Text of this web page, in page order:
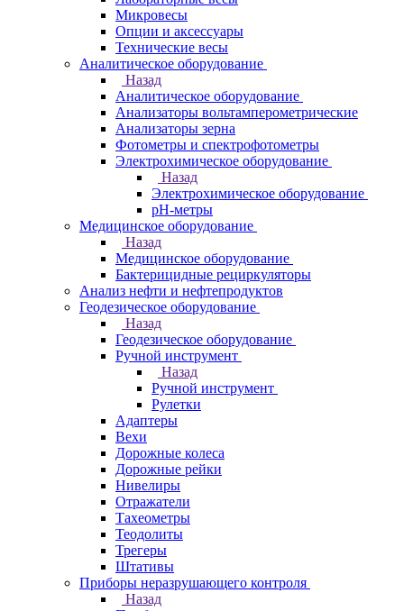
Микровесы
Опции и аксессуары
Технические весы
Аналитическое оборудование
Назад
Аналитическое оборудование
Анализаторы вольтамперометрические
Анализаторы зерна
Фотометры и спектрофотометры
Электрохимическое оборудование
Назад
Электрохимическое оборудование
pH-метры
Медицинское оборудование
Назад
Медицинское оборудование
Бактерицидные рециркуляторы
Анализ нефти и нефтепродуктов
Геодезическое оборудование
Назад
Геодезическое оборудование
Ручной инструмент
Назад
Ручной инструмент
Рулетки
Адаптеры
Вехи
Дорожные колеса
Дорожные рейки
Нивелиры
Отражатели
Тахеометры
Теодолиты
Трегеры
Штативы
Приборы неразрушающего контроля
Назад